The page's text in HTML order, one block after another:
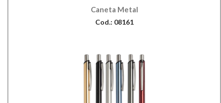
Caneta Metal
Cod.: 08161